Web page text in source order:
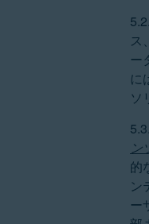
ス
ー
に
ソ
ン
的
ン
ー